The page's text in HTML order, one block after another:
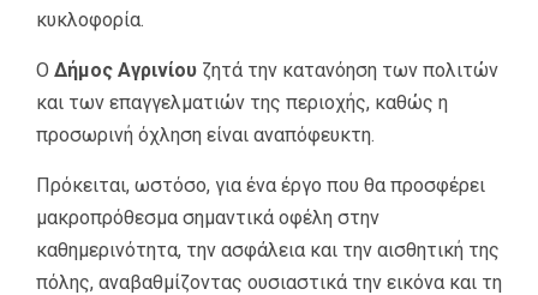
κυκλοφορία.
Ο Δήμος Αγρινίου ζητά την κατανόηση των πολιτών
και των επαγγελματιών της περιοχής, καθώς η
προσωρινή όχληση είναι αναπόφευκτη.
Πρόκειται, ωστόσο, για ένα έργο που θα προσφέρει
μακροπρόθεσμα σημαντικά οφέλη στην
καθημερινότητα, την ασφάλεια και την αισθητική της
πόλης, αναβαθμίζοντας ουσιαστικά την εικόνα και τη